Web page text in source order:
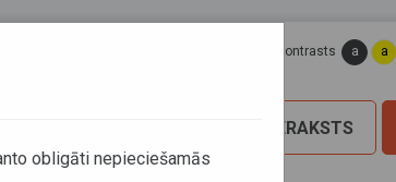
Lapas kontrasts a a
PIERAKSTS
obligāti nepieciešamās